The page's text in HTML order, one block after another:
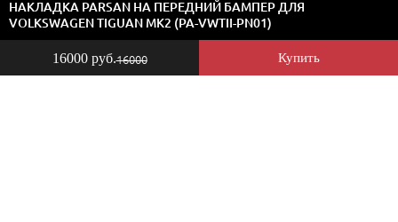
16000 руб.16000 Купить
НАКЛАДКА PARSAN НА ПЕРЕДНИЙ БАМПЕР ДЛЯ
VOLKSWAGEN TIGUAN MK2 (PA-VWTII-PN01)